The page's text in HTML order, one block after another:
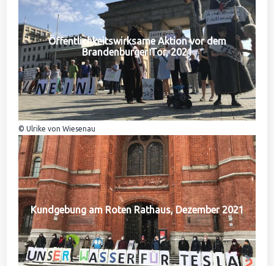
Öffentlichkeitswirksame Aktion vor dem
Brandenburger Tor, 2021
© Ulrike von Wiesenau
Kundgebung am Roten Rathaus, Dezember 2021